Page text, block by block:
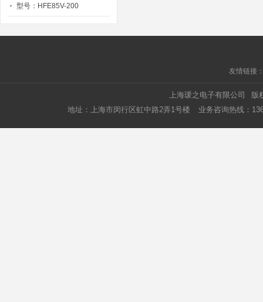
型号：HFE85V-200
友情链接
上海瑗之电子有限公司
版
地址：上海市闵行区虹中路2弄1号楼
业务咨询热线：